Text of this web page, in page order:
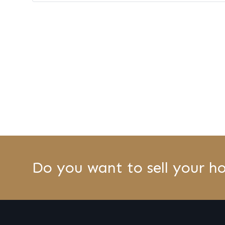
Do you want to sell your